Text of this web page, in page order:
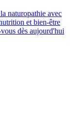
naturopathie avec
et bien-être
dès aujourd'hui